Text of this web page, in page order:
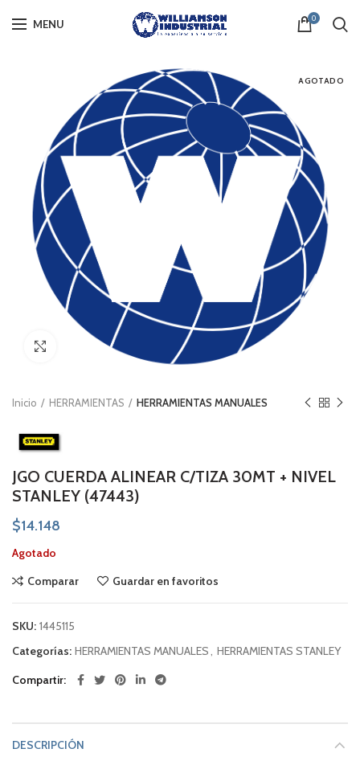
MENU 0
AGOTADO
Click to enlarge
Inicio HERRAMIENTAS HERRAMIENTAS MANUALES
JGO CUERDA ALINEAR C/TIZA 30MT + NIVEL
STANLEY (47443)
$14.148
Agotado
Comparar
Guardar en favoritos
SKU: 1445115
Categorías: HERRAMIENTAS MANUALES, HERRAMIENTAS STANLEY
Compartir
DESCRIPCIÓN